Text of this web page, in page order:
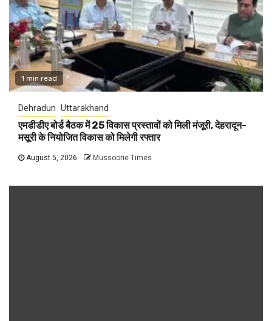
1 min read
Dehradun Uttarakhand
एमडीडीए बोर्ड बैठक में 25 विकास प्रस्तावों को मिली मंजूरी, देहरादून-
मसूरी के नियोजित विकास को मिलेगी रफ्तार
August 5, 2026 Mussoorie Times